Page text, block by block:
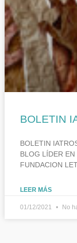
BOLETIN
BOLETIN
BLOG LÍDER
FUNDACION
LEER MÁS
01/12/2021 No